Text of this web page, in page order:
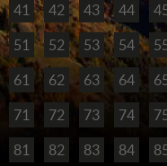
41 42 43 44
51 52 53 54
61 62 63 64
71 72 73 74
81 82 83 84